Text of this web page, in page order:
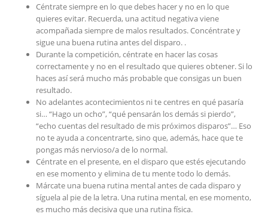
Céntrate siempre en lo que debes hacer y no en lo que
quieres evitar. Recuerda, una actitud negativa viene
acompañada siempre de malos resultados. Concéntrate y
sigue una buena rutina antes del disparo. .
Durante la competición, céntrate en hacer las cosas
correctamente y no en el resultado que quieres obtener. Si lo
haces así será mucho más probable que consigas un buen
resultado.
No adelantes acontecimientos ni te centres en qué pasaría
si… “Hago un ocho”, “qué pensarán los demás si pierdo”,
“echo cuentas del resultado de mis próximos disparos”… Eso
no te ayuda a concentrarte, sino que, además, hace que te
pongas más nervioso/a de lo normal.
Céntrate en el presente, en el disparo que estés ejecutando
en ese momento y elimina de tu mente todo lo demás.
Márcate una buena rutina mental antes de cada disparo y
síguela al pie de la letra. Una rutina mental, en ese momento,
es mucho más decisiva que una rutina física.